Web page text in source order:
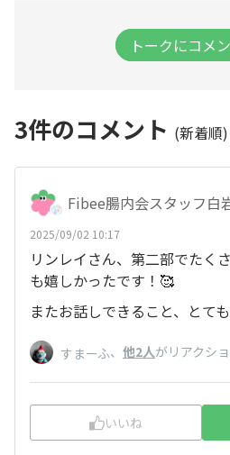
トークにコメ
3件のコメント (新着順)
Fibee腸内会スタッフ白
2025/09/02 10:17
リンレイさん、第二部でたく
も嬉しかったです！🥰
またお話しできること、とて
すまーふ、 他2人がリアクシ
いいね